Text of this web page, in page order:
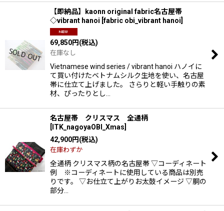
【即納品】kaonn original fabric名古屋帯
◇vibrant hanoi [fabric obi_vibrant hanoi
69,850円(税込)
在庫なし
Vietnamese wind series / vibrant hanoi ハノイに
て買い付けたベトナムシルク生地を使い、名古屋
帯に仕立て上げました。 さらりと軽い手触りの素
材、ぴったりとし…
名古屋帯 クリスマス 全通柄
ITK_nagoyaOBI_Xmas
42,900円(税込)
在庫わずか
全通柄 クリスマス柄の名古屋帯 ▽コーディネート
例 ※コーディネートに使用している商品は別売
りです。 ▽お仕立て上がりお太鼓イメージ ▽胴の
部分…